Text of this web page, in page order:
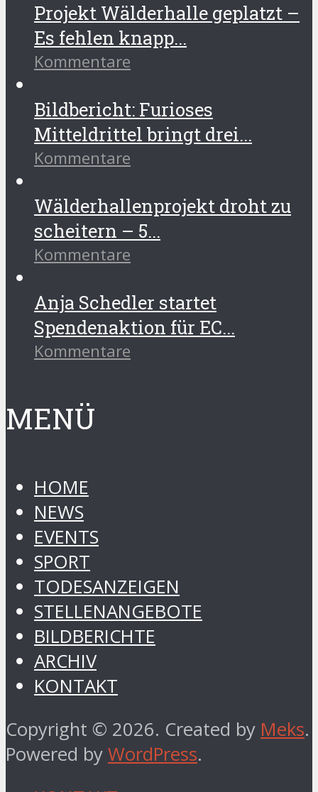
Projekt Wälderhalle geplatzt –
Es fehlen knapp...
Kommentare
Bildbericht: Furioses
Mitteldrittel bringt drei...
Kommentare
Wälderhallenprojekt droht zu
scheitern – 5...
Kommentare
Anja Schedler startet
Spendenaktion für EC...
Kommentare
MENÜ
HOME
NEWS
EVENTS
SPORT
TODESANZEIGEN
STELLENANGEBOTE
BILDBERICHTE
ARCHIV
KONTAKT
Copyright © 2026. Created by Meks.
Powered by WordPress.